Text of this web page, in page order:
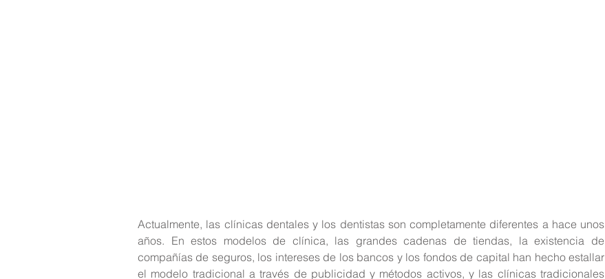
Actualmente, las clínicas dentales y los dentistas son completamente diferentes a hace unos
años. En estos modelos de clínica, las grandes cadenas de tiendas, la existencia de
compañías de seguros, los intereses de los bancos y los fondos de capital han hecho estallar
el modelo tradicional a través de publicidad y métodos activos, y las clínicas tradicionales